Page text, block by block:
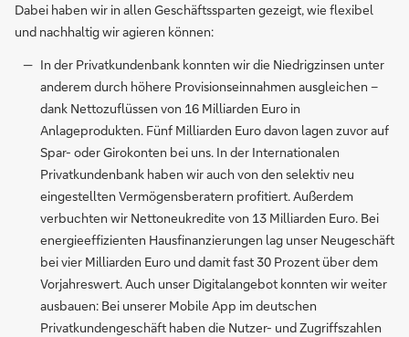
Dabei haben wir in allen Geschäftssparten gezeigt, wie flexibel
und nachhaltig wir agieren können:
In der Privatkundenbank konnten wir die Niedrigzinsen unter
anderem durch höhere Provisionseinnahmen ausgleichen –
dank Nettozuflüssen von 16 Milliarden Euro in
Anlageprodukten. Fünf Milliarden Euro davon lagen zuvor auf
Spar- oder Girokonten bei uns. In der Internationalen
Privatkundenbank haben wir auch von den selektiv neu
eingestellten Vermögensberatern profitiert. Außerdem
verbuchten wir Nettoneukredite von 13 Milliarden Euro. Bei
energieeffizienten Hausfinanzierungen lag unser Neugeschäft
bei vier Milliarden Euro und damit fast 30 Prozent über dem
Vorjahreswert. Auch unser Digitalangebot konnten wir weiter
ausbauen: Bei unserer Mobile App im deutschen
Privatkundengeschäft haben die Nutzer- und Zugriffszahlen